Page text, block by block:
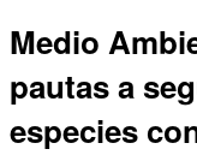
Medio
pautas a
especies